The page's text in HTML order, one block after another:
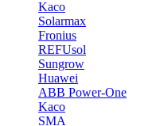
Kaco
Solarmax
Fronius
REFUsol
Sungrow
Huawei
ABB Power-One
Kaco
SMA